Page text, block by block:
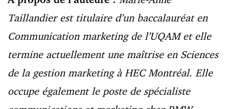
Taillandier est titulaire d’un baccalauréat en
Communication marketing de l’UQAM et elle
termine actuellement une maîtrise en Sciences
de la gestion marketing à HEC Montréal. Elle
occupe également le poste de spécialiste